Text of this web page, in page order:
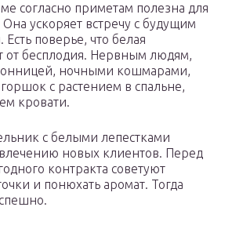
согласно приметам полезна для
ускоряет встречу с будущим
поверье, что белая
от бесплодия. Нервным людям,
ночными кошмарами,
с растением в спальне,
кровати.
с белыми лепестками
новых клиентов. Перед
контракта советуют
и понюхать аромат. Тогда